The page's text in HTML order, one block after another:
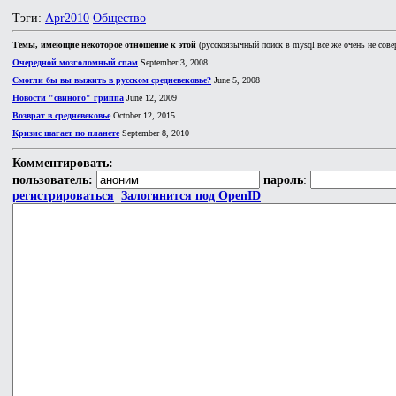
Тэги: Apr2010 Общество
Темы, имеющие некоторое отношение к этой (русскоязычный поиск в mysql все же очень не
Очередной мозголомный спам September 3, 2008
Смогли бы вы выжить в русском средневековье? June 5, 2008
Новости "свиного" гриппа June 12, 2009
Возврат в средневековьеOctober 12, 2015
Кризис шагает по планетеSeptember 8, 2010
Комментировать:
пользователь:
пароль:
регистрироваться Залогинится под OpenID